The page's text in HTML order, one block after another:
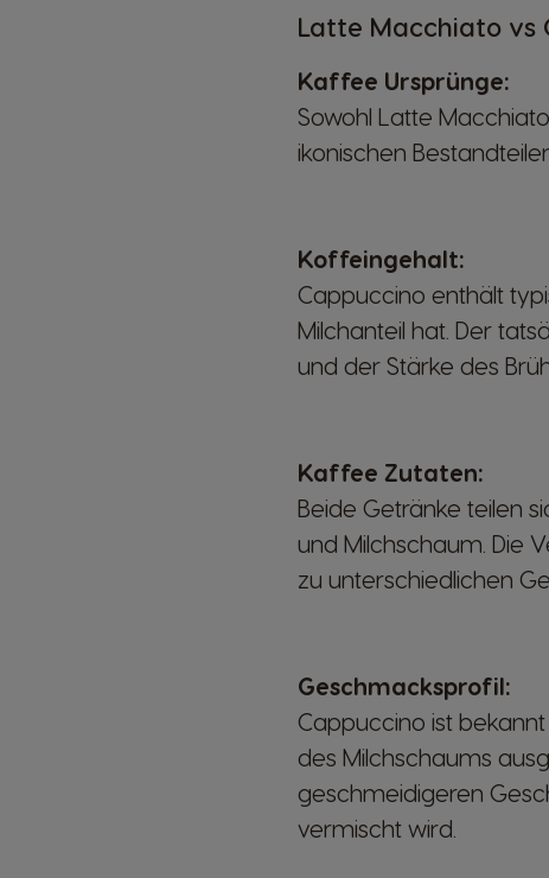
Latte Macchiato vs
Kaffee Ursprünge:
Sowohl Latte
ikonischen
Koffeingehalt:
Cappuccino enthält
Milchanteil hat. Der
und der Stärke des
Kaffee Zutaten:
Beide Getränke teilen
und Milchschaum. Die
zu unterschiedlichen
Geschmacksprofil:
Cappuccino ist
des Milchschaums
geschmeidigeren
vermischt wird.